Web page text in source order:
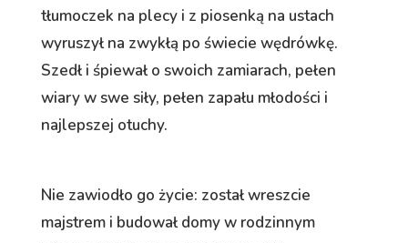
tłumoczek na plecy i z piosenką na ustach
wyruszył na zwykłą po świecie wędrówkę.
Szedł i śpiewał o swoich zamiarach, pełen
wiary w swe siły, pełen zapału młodości i
najlepszej otuchy.
Nie zawiodło go życie: został wreszcie
majstrem i budował domy w rodzinnym